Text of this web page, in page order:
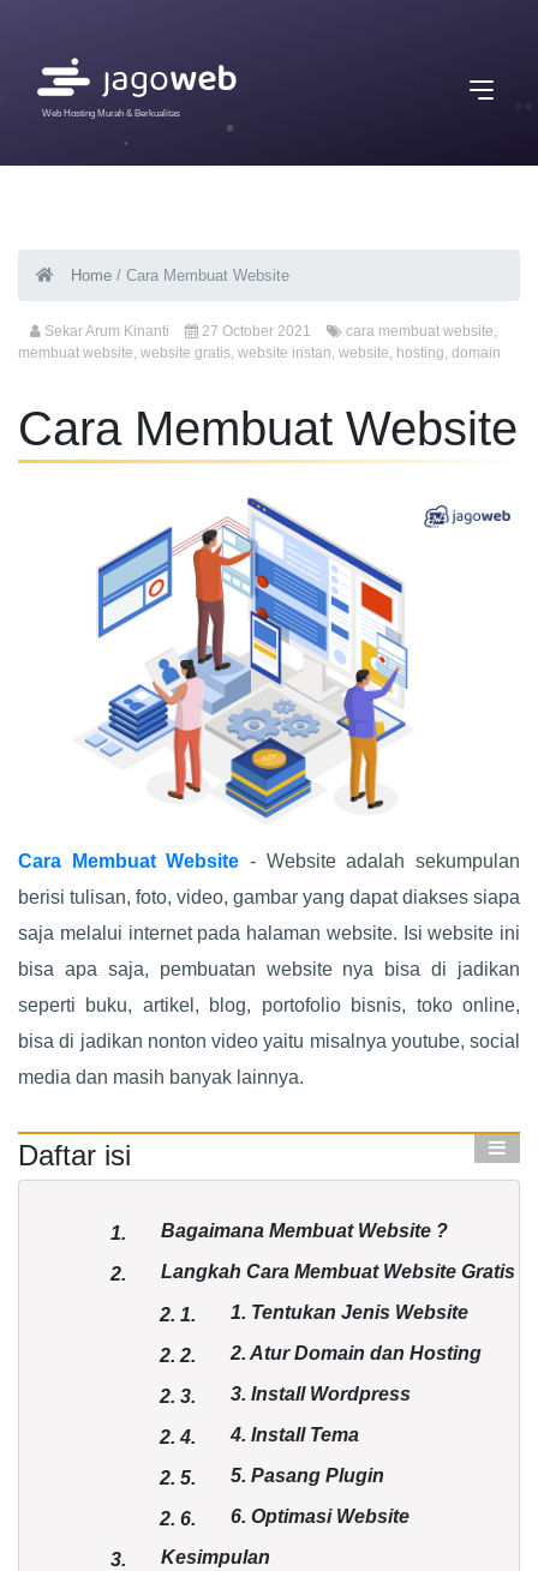
Web Hosting Murah & Berkualitas
Home / Cara Membuat Website
Sekar Arum Kinanti 27 October 2021 cara membuat website,
membuat website, website gratis, website instan, website, hosting, domain
Cara Membuat Website
Cara Membuat Website - Website adalah sekumpulan
berisi tulisan, foto, video, gambar yang dapat diakses siapa
saja melalui internet pada halaman website. Isi website ini
bisa apa saja, pembuatan website nya bisa di jadikan
seperti buku, artikel, blog, portofolio bisnis, toko online,
bisa di jadikan nonton video yaitu misalnya youtube, social
media dan masih banyak lainnya.
Daftar isi
1. Bagaimana Membuat Website ?
2. Langkah Cara Membuat Website Gratis
2. 1. 1. Tentukan Jenis Website
2. 2. 2. Atur Domain dan Hosting
2. 3. 3. Install Wordpress
2.4. 4. Install Tema
2. 5. 5. Pasang Plugin
2. 6. 6. Optimasi Website
3. Kesimpulan